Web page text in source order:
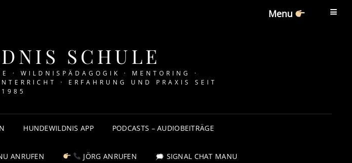
Menu
SCHULE
· WILDNISPÄDAGOGIK · MENTORING ·
· ERFAHRUNG UND PRAXIS SEIT
1985
HUNDEWILDNIS APP PODCASTS – AUDIOBEITRÄGE
ANRUFEN JÖRG ANRUFEN 🗯 SIGNAL CHAT MANU